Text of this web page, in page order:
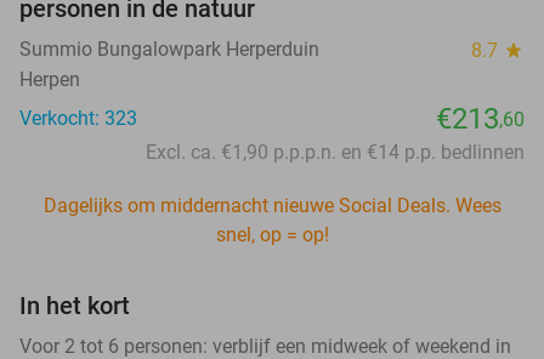
personen in de natuur
Summio Bungalowpark Herperduin 8.7 star
Herpen
Verkocht: 323
€213,60
Excl. ca. €1,90 p.p.p.n. en €14 p.p. bedlinnen
Dagelijks om middernacht nieuwe Social Deals. Wees
snel, op = op!
In het kort
Voor 2 tot 6 personen: verblijf een midweek of weekend in